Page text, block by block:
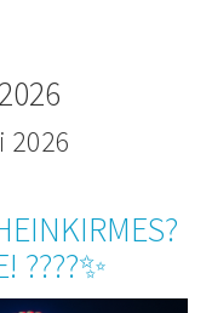
2026
????✨